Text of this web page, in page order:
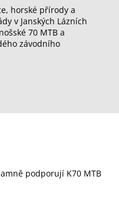
horské přírody a
v Janských Lázních
70 MTB a
závodního
podporují K70 MTB